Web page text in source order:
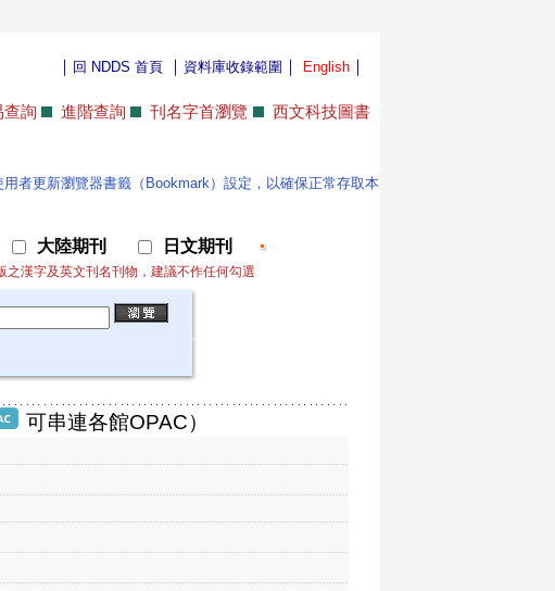
回 NDDS 首頁 資料庫收錄範圍 English
查詢 進階查詢 刊名字首瀏覽 西文科技圖書
者更新瀏覽器書籤（Bookmark）設定，以確保正常存取本
大陸期刊 日文期刊
漢字及英文刊名刊物，建議不作任何勾選
可串連各館OPAC）